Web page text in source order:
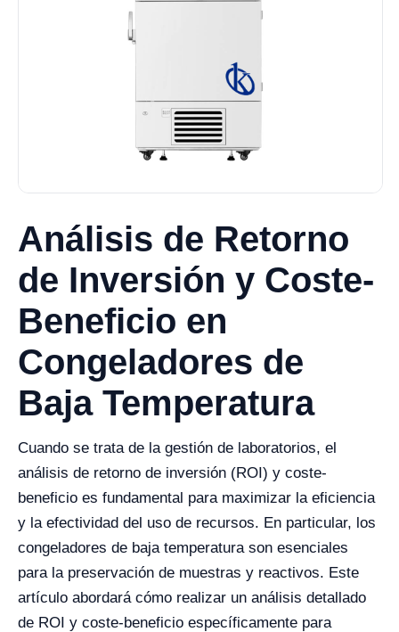
Análisis de Retorno
de Inversión y Coste-
Beneficio en
Congeladores de
Baja Temperatura
Cuando se trata de la gestión de laboratorios, el
análisis de retorno de inversión (ROI) y coste-
beneficio es fundamental para maximizar la eficiencia
y la efectividad del uso de recursos. En particular, los
congeladores de baja temperatura son esenciales
para la preservación de muestras y reactivos. Este
artículo abordará cómo realizar un análisis detallado
de ROI y coste-beneficio específicamente para